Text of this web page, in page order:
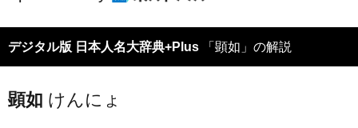
デジタル版 日本人名大辞典+Plus 「顕如」の解説
顕如 けんにょ